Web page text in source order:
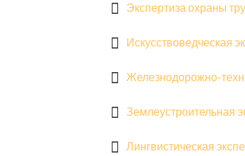
Экспертиза охраны
Искусствоведческая
Железнодорожно-
Землеустроительная
Лингвистическая